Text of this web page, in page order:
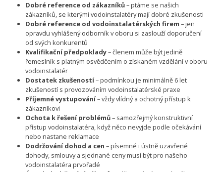
Dobré reference od zákazníků– ptáme se našich
zákazníků, se kterými vodoinstalatéry mají dobré zkušenosti
Dobré reference od vodoinstalatérských firem – jen
opravdu vyhlášený odborník v oboru si zaslouží doporučení
od svých konkurentů
Kvalifikační předpoklady– členem může být jedině
řemeslník s platným osvědčením o získaném vzdělání v oboru
vodoinstalatér
Dostatek zkušeností– podmínkou je minimálně 6 let
zkušeností s provozováním vodoinstalatérské praxe
Příjemné vystupování– vždy vlídný a ochotný přístup k
zákazníkovi
Ochota k řešení problémů– samozřejmý konstruktivní
přístup vodoinstalatéra, když něco nevyjde podle očekávání
nebo nastane reklamace
Dodržování dohod a cen – písemné i ústně uzavřené
dohody, smlouvy a sjednané ceny musí být pro našeho
vodoinstalatéra prvořadé